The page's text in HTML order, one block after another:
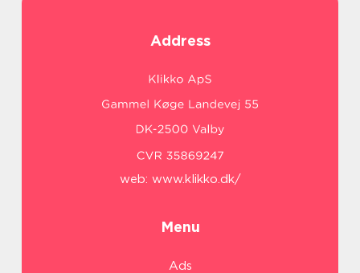
Address
web: www.klikko.dk/
Menu
Ads